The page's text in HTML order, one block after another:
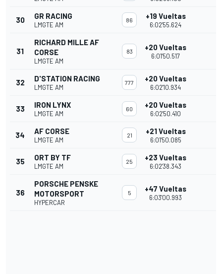
30 GR RACING
LMGTE AM
86 +19 Vueltas
6:02'55.624
31
RICHARD MILLE AF
CORSE
LMGTE AM
83 +20 Vueltas
6:01'50.517
32 D'STATION RACING
LMGTE AM
777 +20 Vueltas
6:02'10.934
33 IRON LYNX
LMGTE AM
60 +20 Vueltas
6:02'50.410
34 AF CORSE
LMGTE AM
21 +21 Vueltas
6:01'50.085
35 ORT BY TF
LMGTE AM
25 +23 Vueltas
6:02'38.343
36
PORSCHE PENSKE
MOTORSPORT
HYPERCAR
5 +47 Vueltas
6:03'00.993